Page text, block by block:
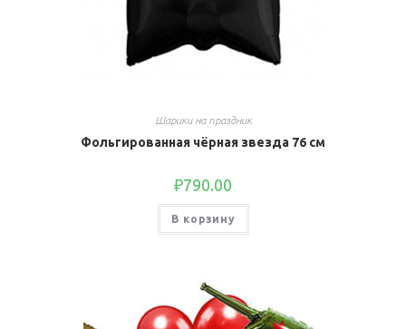
Шарики на праздник
Фольгированная чёрная звезда 76 см
₽790.00
В корзину